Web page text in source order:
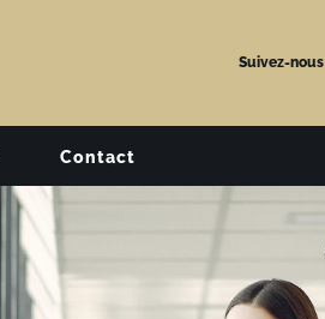
Suivez-nous
Contact